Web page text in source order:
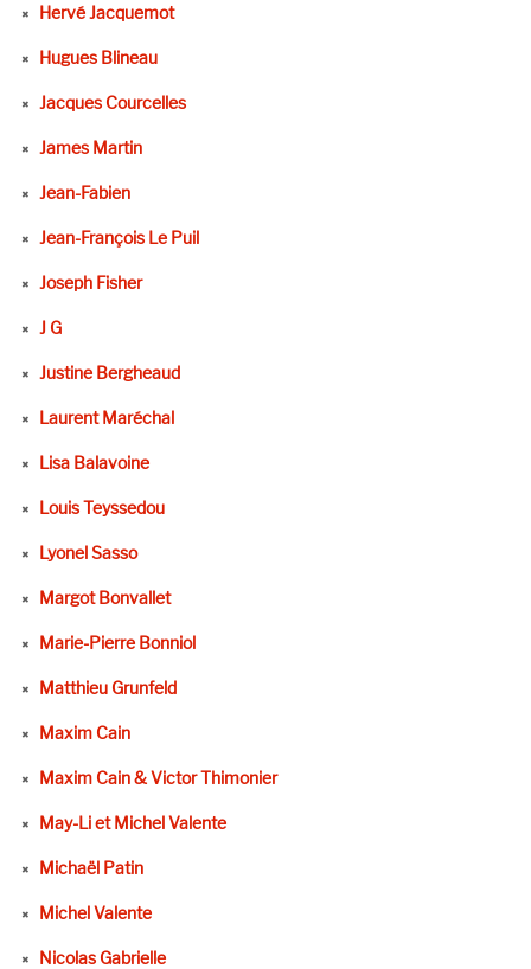
Hervé Jacquemot
Hugues Blineau
Jacques Courcelles
James Martin
Jean-Fabien
Jean-François Le Puil
Joseph Fisher
J G
Justine Bergheaud
Laurent Maréchal
Lisa Balavoine
Louis Teyssedou
Lyonel Sasso
Margot Bonvallet
Marie-Pierre Bonniol
Matthieu Grunfeld
Maxim Cain
Maxim Cain & Victor Thimonier
May-Li et Michel Valente
Michaël Patin
Michel Valente
Nicolas Gabrielle